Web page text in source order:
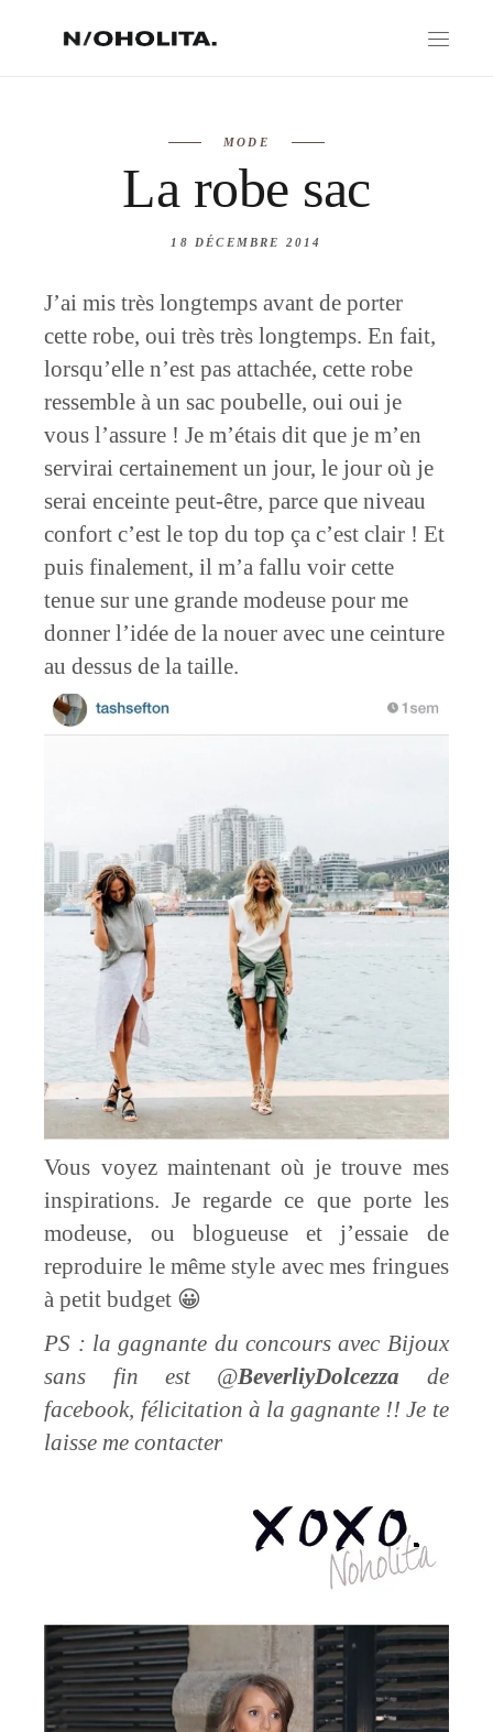
MODE
La robe sac
18 DÉCEMBRE 2014
J’ai mis très longtemps avant de porter
cette robe, oui très très longtemps. En fait,
lorsqu’elle n’est pas attachée, cette robe
ressemble à un sac poubelle, oui oui je
vous l’assure ! Je m’étais dit que je m’en
servirai certainement un jour, le jour où je
serai enceinte peut-être, parce que niveau
confort c’est le top du top ça c’est clair ! Et
puis finalement, il m’a fallu voir cette
tenue sur une grande modeuse pour me
donner l’idée de la nouer avec une ceinture
au dessus de la taille.
Vous voyez maintenant où je trouve mes
inspirations. Je regarde ce que porte les
modeuse, ou blogueuse et j’essaie de
reproduire le même style avec mes fringues
à petit budget 😀
PS : la gagnante du concours avec Bijoux
sans fin est @BeverliyDolcezza de
facebook, félicitation à la gagnante !! Je te
laisse me contacter